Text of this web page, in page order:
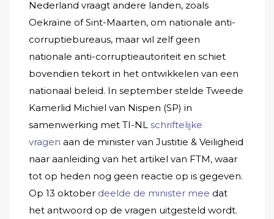
Nederland vraagt andere landen, zoals
Oekraïne of Sint-Maarten, om nationale anti-
corruptiebureaus, maar wil zelf geen
nationale anti-corruptieautoriteit en schiet
bovendien tekort in het ontwikkelen van een
nationaal beleid. In september stelde Tweede
Kamerlid Michiel van Nispen (SP) in
samenwerking met TI-NL schriftelijke
vragen aan de minister van Justitie & Veiligheid
naar aanleiding van het artikel van FTM, waar
tot op heden nog geen reactie op is gegeven.
Op 13 oktober deelde de minister mee dat
het antwoord op de vragen uitgesteld wordt.